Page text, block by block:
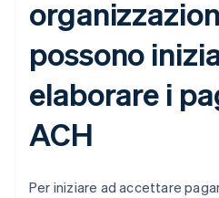
possono
elaborare i
ACH
Per iniziare ad accettare